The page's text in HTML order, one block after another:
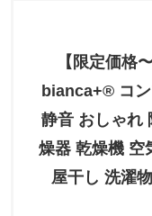
【限定価格
bianca+® コ
静音 おしゃれ
燥器 乾燥機 空
屋干し 洗濯